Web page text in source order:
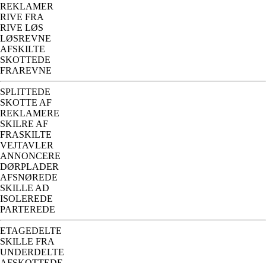
REKLAMER
RIVE FRA
RIVE LØS
LØSREVNE
AFSKILTE
SKOTTEDE
FRAREVNE
SPLITTEDE
SKOTTE AF
REKLAMERE
SKILRE AF
FRASKILTE
VEJTAVLER
ANNONCERE
DØRPLADER
AFSNØREDE
SKILLE AD
ISOLEREDE
PARTEREDE
ETAGEDELTE
SKILLE FRA
UNDERDELTE